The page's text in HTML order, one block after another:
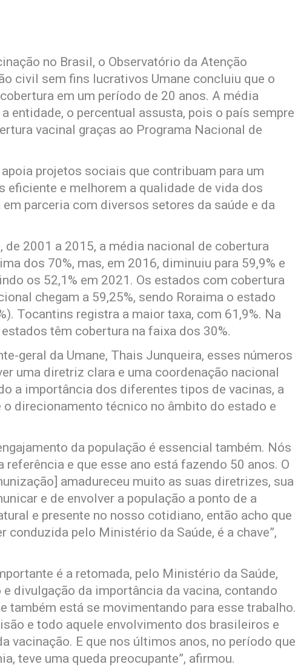
no Brasil, o Observatório da Atenção
civil sem fins lucrativos Umane concluiu que o
em um período de 20 anos. A média
entidade, o percentual assusta, pois o país sempre
vacinal graças ao Programa Nacional de
projetos sociais que contribuam para um
eficiente e melhorem a qualidade de vida dos
parceria com diversos setores da saúde e da
de 2001 a 2015, a média nacional de cobertura
dos 70%, mas, em 2016, diminuiu para 59,9% e
os 52,1% em 2021. Os estados com cobertura
chegam a 59,25%, sendo Roraima o estado
Tocantins registra a maior taxa, com 61,9%. Na
têm cobertura na faixa dos 30%.
geral da Umane, Thais Junqueira, esses números
uma diretriz clara e uma coordenação nacional
a importância dos diferentes tipos de vacinas, a
direcionamento técnico no âmbito do estado e
da população é essencial também. Nós
referência e que esse ano está fazendo 50 anos. O
amadureceu muito as suas diretrizes, sua
e de envolver a população a ponto de a
e presente no nosso cotidiano, então acho que
conduzida pelo Ministério da Saúde, é a chave”,
é a retomada, pelo Ministério da Saúde,
divulgação da importância da vacina, contando
também está se movimentando para esse trabalho.
e todo aquele envolvimento dos brasileiros e
vacinação. E que nos últimos anos, no período que
teve uma queda preocupante”, afirmou.